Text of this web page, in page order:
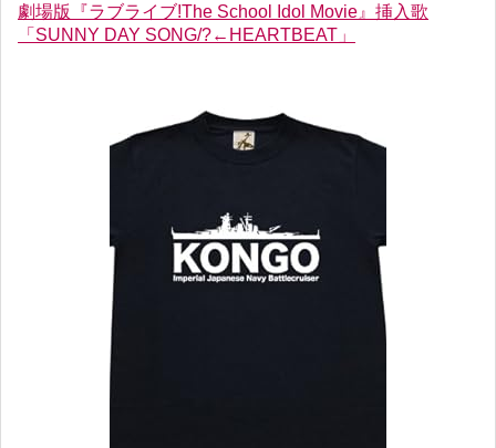
劇場版『ラブライブ!The School Idol Movie』挿入歌
「SUNNY DAY SONG/?←HEARTBEAT」